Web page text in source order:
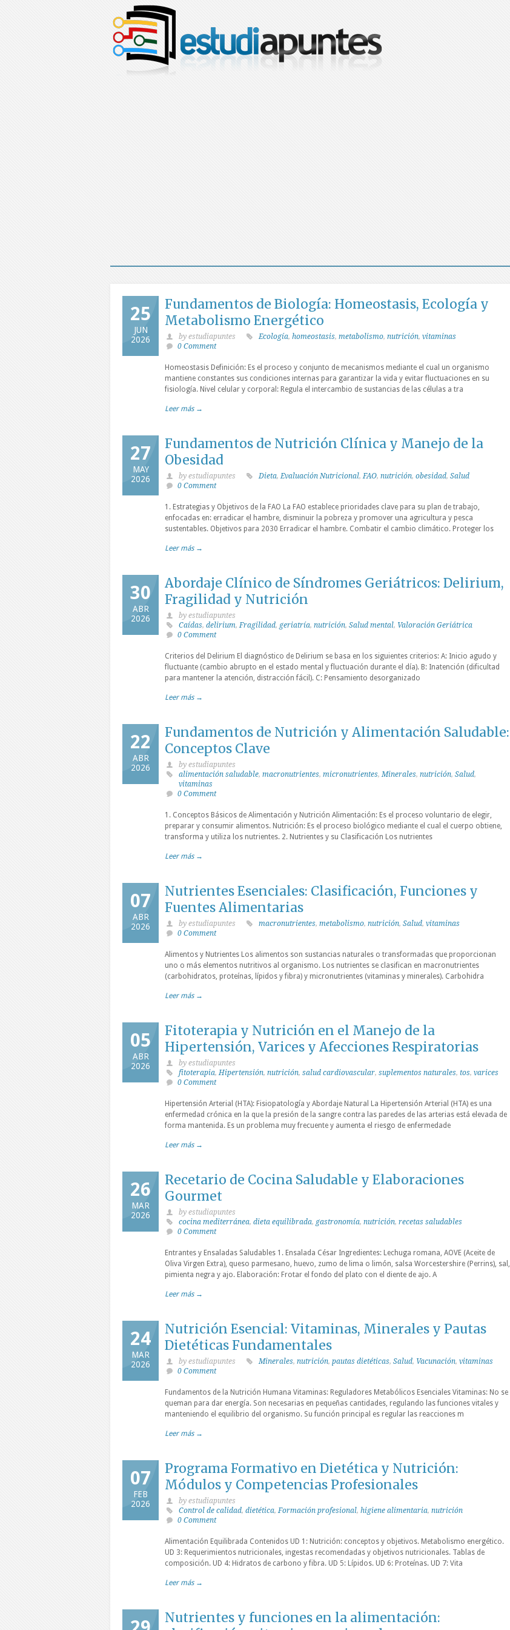
25
JUN
2026
Fundamentos de Biología: Homeostasis, Ecología y
Metabolismo Energético
by estudiapuntes Ecología, homeostasis, metabolismo, nutrición, vitaminas
0 Comment
Homeostasis Definición: Es el proceso y conjunto de mecanismos mediante el cual un organismo
mantiene constantes sus condiciones internas para garantizar la vida y evitar fluctuaciones en su
fisiología. Nivel celular y corporal: Regula el intercambio de sustancias de las células a tra
Leer más →
27
MAY
2026
Fundamentos de Nutrición Clínica y Manejo de la
Obesidad
by estudiapuntes Dieta,Evaluación Nutricional,FAO, nutrición, obesidad, Salud
0 Comment
1. Estrategias y Objetivos de la FAO La FAO establece prioridades clave para su plan de trabajo,
enfocadas en: erradicar el hambre, disminuir la pobreza y promover una agricultura y pesca
sustentables. Objetivos para 2030 Erradicar el hambre. Combatir el cambio climático. Proteger los
Leer más →
30
ABR
2026
Abordaje Clínico de Síndromes Geriátricos: Delirium,
Fragilidad y Nutrición
by estudiapuntes
Caídas, delirium,Fragilidad, geriatría, nutrición, Salud mental, Valoración Geriátrica
0 Comment
Criterios del Delirium El diagnóstico de Delirium se basa en los siguientes criterios: A: Inicio agudo y
fluctuante (cambio abrupto en el estado mental y fluctuación durante el día). B: Inatención (dificultad
para mantener la atención, distracción fácil). C: Pensamiento desorganizado
Leer más →
22
ABR
2026
Fundamentos de Nutrición y Alimentación Saludable:
Conceptos Clave
by estudiapuntes
alimentación saludable, macronutrientes, micronutrientes,Minerales, nutrición, Salud,
vitaminas
0 Comment
1. Conceptos Básicos de Alimentación y Nutrición Alimentación: Es el proceso voluntario de elegir,
preparar y consumir alimentos. Nutrición: Es el proceso biológico mediante el cual el cuerpo obtiene,
transforma y utiliza los nutrientes. 2. Nutrientes y su Clasificación Los nutrientes
Leer más →
07
ABR
2026
Nutrientes Esenciales: Clasificación, Funciones y
Fuentes Alimentarias
by estudiapuntes macronutrientes, metabolismo, nutrición, Salud, vitaminas
0 Comment
Alimentos y Nutrientes Los alimentos son sustancias naturales o transformadas que proporcionan
uno o más elementos nutritivos al organismo. Los nutrientes se clasifican en macronutrientes
(carbohidratos, proteínas, lípidos y fibra) y micronutrientes (vitaminas y minerales). Carbohidra
Leer más →
05
ABR
2026
Fitoterapia y Nutrición en el Manejo de la
Hipertensión, Varices y Afecciones Respiratorias
by estudiapuntes
fitoterapia,Hipertensión, nutrición, salud cardiovascular, suplementos naturales, tos, varices
0 Comment
Hipertensión Arterial (HTA): Fisiopatología y Abordaje Natural La Hipertensión Arterial (HTA) es una
enfermedad crónica en la que la presión de la sangre contra las paredes de las arterias está elevada de
forma mantenida. Es un problema muy frecuente y aumenta el riesgo de enfermedade
Leer más →
26
MAR
2026
Recetario de Cocina Saludable y Elaboraciones
Gourmet
by estudiapuntes
cocina mediterránea, dieta equilibrada, gastronomía, nutrición, recetas saludables
0 Comment
Entrantes y Ensaladas Saludables 1. Ensalada César Ingredientes: Lechuga romana, AOVE (Aceite de
Oliva Virgen Extra), queso parmesano, huevo, zumo de lima o limón, salsa Worcestershire (Perrins), sal,
pimienta negra y ajo. Elaboración: Frotar el fondo del plato con el diente de ajo. A
Leer más →
24
MAR
2026
Nutrición Esencial: Vitaminas, Minerales y Pautas
Dietéticas Fundamentales
by estudiapuntes Minerales, nutrición, pautas dietéticas, Salud, Vacunación, vitaminas
0 Comment
Fundamentos de la Nutrición Humana Vitaminas: Reguladores Metabólicos Esenciales Vitaminas: No se
queman para dar energía. Son necesarias en pequeñas cantidades, regulando las funciones vitales y
manteniendo el equilibrio del organismo. Su función principal es regular las reacciones m
Leer más →
07
FEB
2026
Programa Formativo en Dietética y Nutrición:
Módulos y Competencias Profesionales
by estudiapuntes
Control de calidad, dietética,Formación profesional, higiene alimentaria, nutrición
0 Comment
Alimentación Equilibrada Contenidos UD 1: Nutrición: conceptos y objetivos. Metabolismo energético.
UD 3: Requerimientos nutricionales, ingestas recomendadas y objetivos nutricionales. Tablas de
composición. UD 4: Hidratos de carbono y fibra. UD 5: Lípidos. UD 6: Proteínas. UD 7: Vita
Leer más →
Nutrientes y funciones en la alimentación: